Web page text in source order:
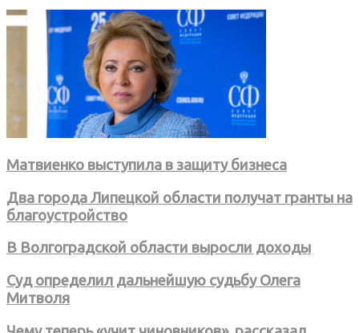
Матвиенко выступила в защиту бизнеса
Два города Липецкой области получат гранты на
благоустройство
В Волгоградской области выросли доходы
Суд определил дальнейшую судьбу Олега
Митволя